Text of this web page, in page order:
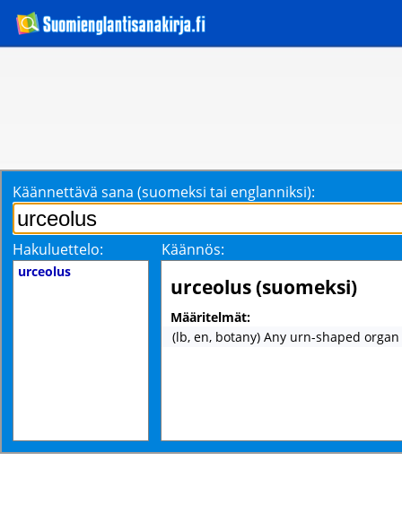
Käännettävä sana (suomeksi tai englanniksi):
Hakuluettelo: Käännös:
urceolus
urceolus (suomeksi)
Määritelmät:
(lb, en, botany) Any urn-shaped